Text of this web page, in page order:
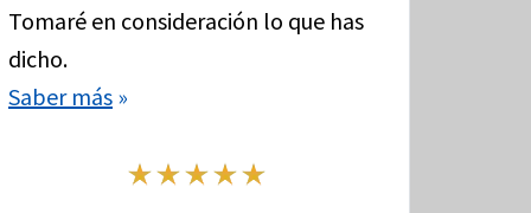
Tomaré en consideración lo que has
dicho.
Saber más »